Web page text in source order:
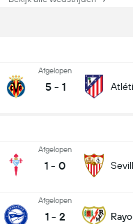
Afgelopen
5 - 1
Afgelopen
1 - 0
Afgelopen
1 - 2 Rayo